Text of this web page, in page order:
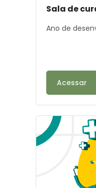
Sala de
Ano de
Acessar
Image de